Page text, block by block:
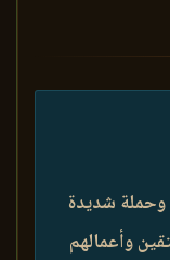
وحملة شديدة
وأعمالهم